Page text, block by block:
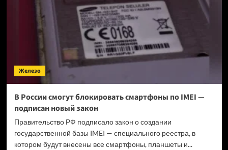
ноутбук
тысяч
рублей
Железо
В России смогут блокировать смартфоны по IMEI —
подписан новый закон
Правительство РФ подписало закон о создании
государственной базы IMEI — специального реестра, в
котором будут внесены все смартфоны, планшеты и...